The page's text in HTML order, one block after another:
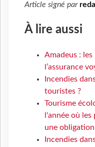
Article signé par
À lire aussi
Amadeus :
l’assurance
Incendies
touristes ?
Tourisme
l'année où
une
Incendies